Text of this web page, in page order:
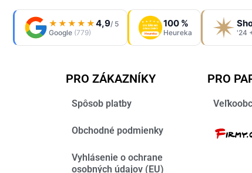
★★★★★4,9/ 5
Google (779)
OVĚŘENO
ZÁKAZNÍKY
Heureka
100 %
Heureka '24
PRO ZÁKAZNÍKY
Spôsob platby
Obchodné podmienky
Vyhlásenie o ochrane
osobných údajov (EU)
PRO